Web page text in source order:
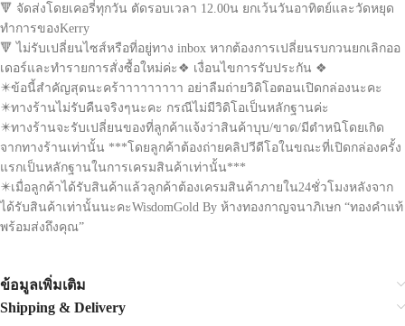
🔻 จัดส่งโดยเคอรี่ทุกวัน ตัดรอบเวลา 12.00น ยกเว้นวันอาทิตย์และวัดหยุด
ทำการของKerry
🔻 ไม่รับเปลี่ยนไซส์หรือที่อยู่ทาง inbox หากต้องการเปลี่ยนรบกวนยกเลิกออ
เดอร์และทำรายการสั่งซื้อใหม่ค่ะ❖ เงื่อนไขการรับประกัน ❖
✴️ข้อนี้สำคัญสุดนะคร้าาาาาาาาา อย่าลืมถ่ายวิดิโอตอนเปิดกล่องนะคะ
✴️ทางร้านไม่รับคืนจริงๆนะคะ กรณีไม่มีวิดิโอเป็นหลักฐานค่ะ
✴️ทางร้านจะรับเปลี่ยนของที่ลูกค้าแจ้งว่าสินค้าบุบ/ขาด/มีตำหนิโดยเกิด
จากทางร้านเท่านั้น ***โดยลูกค้าต้องถ่ายคลิปวีดีโอในขณะที่เปิดกล่องครั้ง
แรกเป็นหลักฐานในการเครมสินค้าเท่านั้น***
✴️เมื่อลูกค้าได้รับสินค้าแล้วลูกค้าต้องเครมสินค้าภายใน24ชั่วโมงหลังจาก
ได้รับสินค้าเท่านั้นนะคะWisdomGold By ห้างทองกาญจนาภิเษก “ทองคำแท้
พร้อมส่งถึงคุณ”
ข้อมูลเพิ่มเติม
Shipping & Delivery